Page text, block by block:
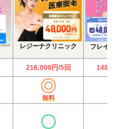
レジーナクリニック フレイ
216,000円/5回
無料